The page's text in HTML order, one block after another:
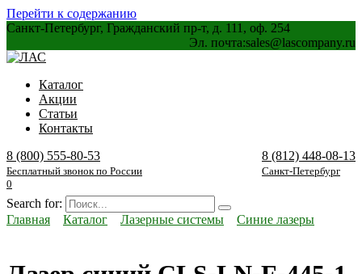
Перейти к содержанию
Санкт-Петербург, Гражданский пр-т, д. 111, оф. 254
Эл. почта:sales@lascompany.ru
Каталог
Акции
Статьи
Контакты
8 (800) 555-80-53
Бесплатный звонок по России
8 (812) 448-08-13
Санкт-Петербург
0
Search for:
Главная
Каталог Лазерные системы Синие лазеры